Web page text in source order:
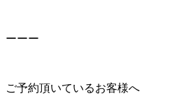
ーーー
ご予約頂いているお客様へ